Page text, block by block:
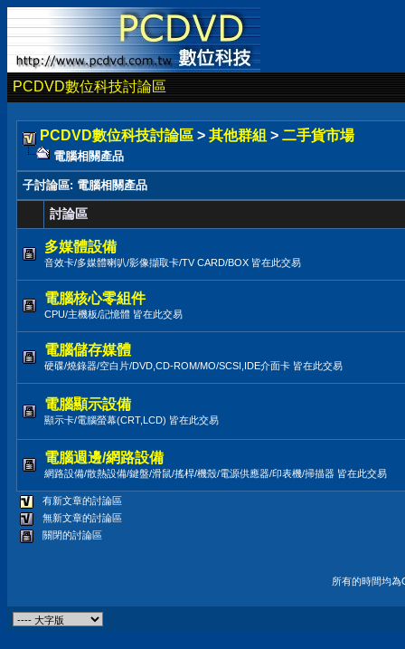
PCDVD數位科技討論區
PCDVD數位科技討論區 > 其他群組 > 二手貨市場
電腦相關產品
子討論區: 電腦相關產品
討論區
多媒體設備
音效卡/多媒體喇叭/影像擷取卡/TV CARD/BOX 皆在此交易
電腦核心零組件
CPU/主機板/記憶體 皆在此交易
電腦儲存媒體
硬碟/燒錄器/空白片/DVD,CD-ROM/MO/SCSI,IDE介面卡 皆在此交易
電腦顯示設備
顯示卡/電腦螢幕(CRT,LCD) 皆在此交易
電腦週邊/網路設備
網路設備/散熱設備/鍵盤/滑鼠/搖桿/機殼/電源供應器/印表機/掃描器 皆在此交易
有新文章的討論區
無新文章的討論區
關閉的討論區
所有的時間均為